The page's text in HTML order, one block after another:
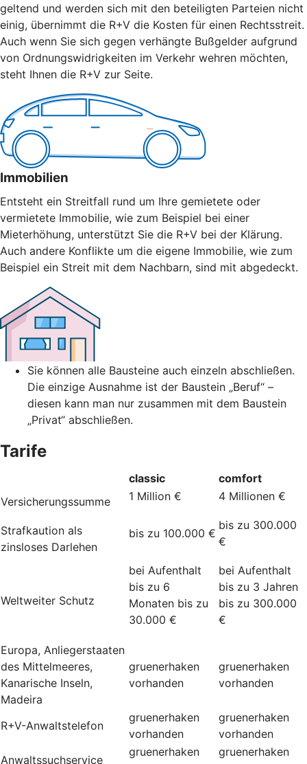
geltend und werden sich mit den beteiligten Parteien nicht
einig, übernimmt die R+V die Kosten für einen Rechtsstreit.
Auch wenn Sie sich gegen verhängte Bußgelder aufgrund
von Ordnungswidrigkeiten im Verkehr wehren möchten,
steht Ihnen die R+V zur Seite.
Immobilien
Entsteht ein Streitfall rund um Ihre gemietete oder
vermietete Immobilie, wie zum Beispiel bei einer
Mieterhöhung, unterstützt Sie die R+V bei der Klärung.
Auch andere Konflikte um die eigene Immobilie, wie zum
Beispiel ein Streit mit dem Nachbarn, sind mit abgedeckt.
Sie können alle Bausteine auch einzeln abschließen.
Die einzige Ausnahme ist der Baustein „Beruf“ –
diesen kann man nur zusammen mit dem Baustein
„Privat“ abschließen.
Tarife
classic
comfort
Versicherungssumme
1 Million € 4 Millionen €
Strafkaution als
zinsloses Darlehen
bis zu 100.000 €
bis zu 300.000
€
Weltweiter Schutz
bei Aufenthalt
bis zu 6
Monaten bis zu
30.000 €
bei Aufenthalt
bis zu 3 Jahren
bis zu 300.000
€
Europa, Anliegerstaaten
des Mittelmeeres,
Kanarische Inseln,
Madeira
gruenerhaken
vorhanden
gruenerhaken
vorhanden
R+V-Anwaltstelefon
gruenerhaken
vorhanden
gruenerhaken
vorhanden
Anwaltssuchservice
gruenerhaken
gruenerhaken